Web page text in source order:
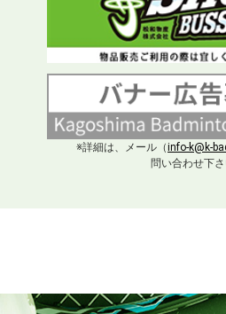
※詳細は、メール（info-k@k-
問い合わせ下さ